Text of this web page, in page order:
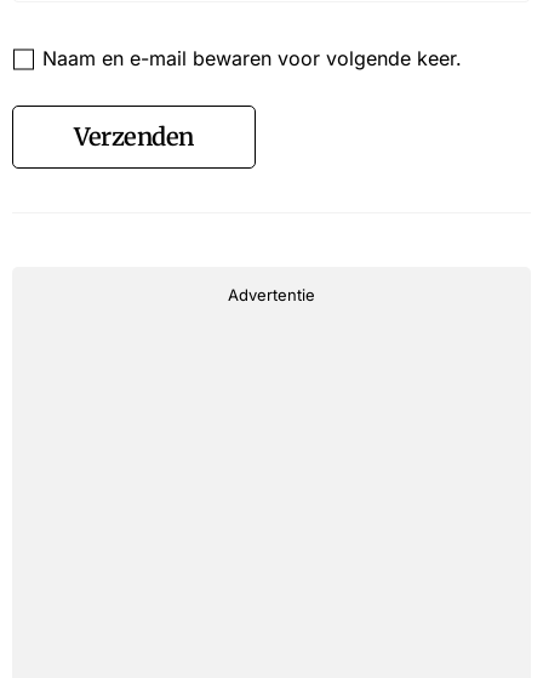
Naam en e-mail bewaren voor volgende keer.
Verzenden
Advertentie